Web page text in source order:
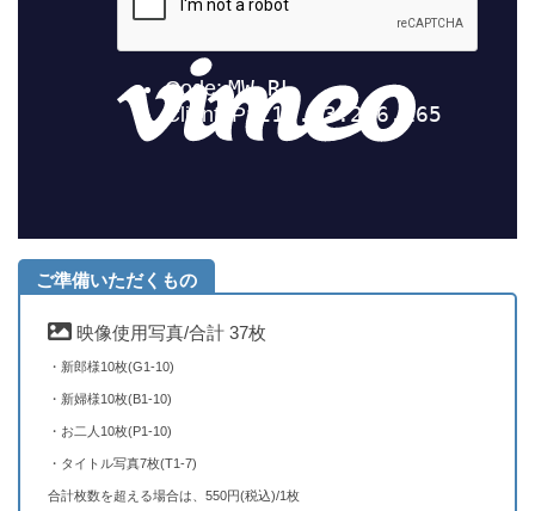
ご準備いただくもの
映像使用写真/合計 37枚
・新郎様10枚(G1-10)
・新婦様10枚(B1-10)
・お二人10枚(P1-10)
・タイトル写真7枚(T1-7)
合計枚数を超える場合は、550円(税込)/1枚